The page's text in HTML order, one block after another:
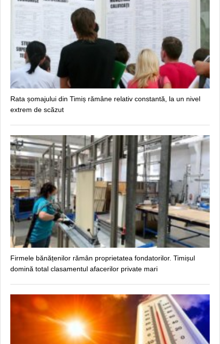
Rata șomajului din Timiș rămâne relativ constantă, la un nivel
extrem de scăzut
Firmele bănățenilor rămân proprietatea fondatorilor. Timișul
domină total clasamentul afacerilor private mari